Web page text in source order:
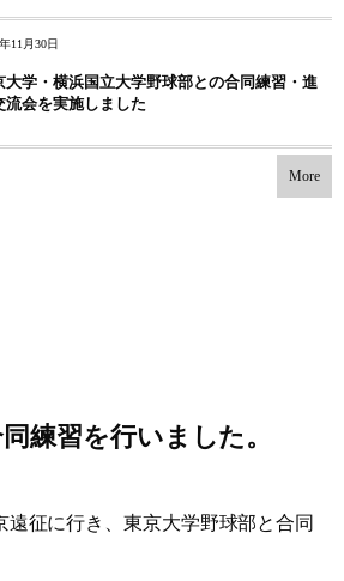
11月30日
大学・横浜国立大学野球部との合同練習・進
流会を実施しました
More
練習を行いました。
遠征に行き、東京大学野球部と合同